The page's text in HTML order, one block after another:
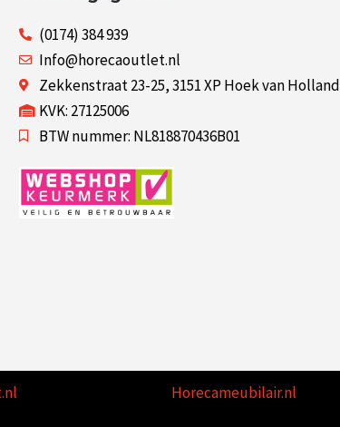
(0174) 384 939
Info@horecaoutlet.nl
Zekkenstraat 23-25, 3151 XP Hoek van Holland
KVK: 27125006
BTW nummer: NL818870436B01
Horecameubilair.nl